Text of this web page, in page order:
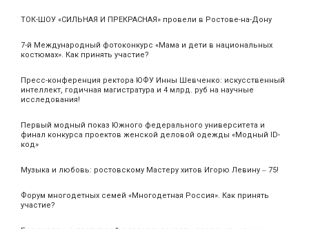
ТОК-ШОУ «СИЛЬНАЯ И ПРЕКРАСНАЯ» провели в Ростове-на-Дону
7-й Международный фотоконкурс «Мама и дети в национальных
костюмах». Как принять участие?
Пресс-конференция ректора ЮФУ Инны Шевченко: искусственный
интеллект, годичная магистратура и 4 млрд. руб на научные
исследования!
Первый модный показ Южного федерального университета и
финал конкурса проектов женской деловой одежды «Модный ID-
код»
Музыка и любовь: ростовскому Мастеру хитов Игорю Левину ‒ 75!
Форум многодетных семей «Многодетная Россия». Как принять
участие?